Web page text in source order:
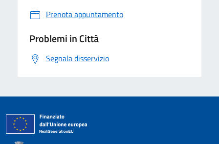
Prenota appuntamento
Problemi in Città
Segnala disservizio